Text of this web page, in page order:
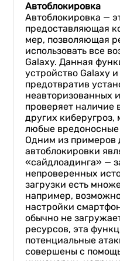
Автоблокировка
Автоблокировка —
предоставляющая
мер, позволяющая
использовать все
Galaxy. Данная
устройство Galaxy
предотвратив
неавторизованных
проверяет наличие
других киберугроз,
любые вредоносные
Одним из примеров
автоблокировки
«сайдлоадинга» —
непроверенных
загрузки есть
например,
настройки
обычно не
ресурсов, эта
потенциальные
совершены с